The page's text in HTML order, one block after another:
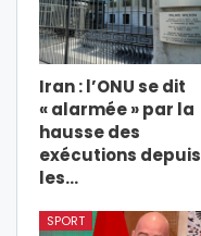
Iran : l’ONU se dit
« alarmée » par la
hausse des
exécutions depuis
les…
SPORT